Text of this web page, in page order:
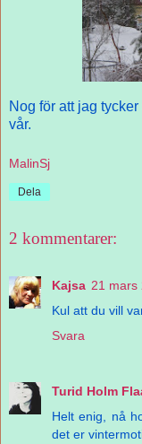
Nog för att jag
vår.
MalinSj
Dela
2 kommentarer:
Kajsa 21 mars
Kul att du vill
Svara
Turid Holm
Helt enig, nå
det er